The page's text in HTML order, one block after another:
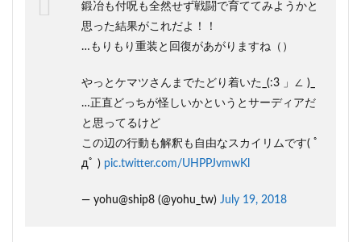
鍛冶も付呪も全然せず戦闘で育ててみようかと
思った結果がこれだよ！！
…もりもり重装と回復があがりますね（）
やっとケマツさんまでたどり着いた_(:3 」∠ )_
…正直どっちが怪しいかというとサーディアだ
と思ってるけど
この辺の行動も解釈も自由なスカイリムです( ﾟ
дﾟ ) pic.twitter.com/UHPPJvmwKl
— yohu@ship8 (@yohu_tw) July 19, 2018